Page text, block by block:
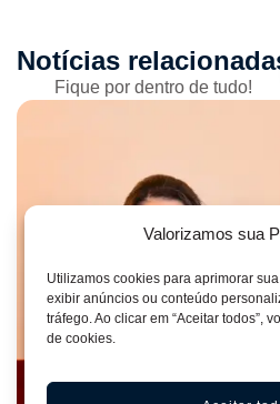
Valorizamos sua
Utilizamos cookies para aprimorar
exibir anúncios ou conteúdo
tráfego. Ao clicar em “Aceitar todos”,
de cookies.
Notícias
Fique por dentro de tudo!